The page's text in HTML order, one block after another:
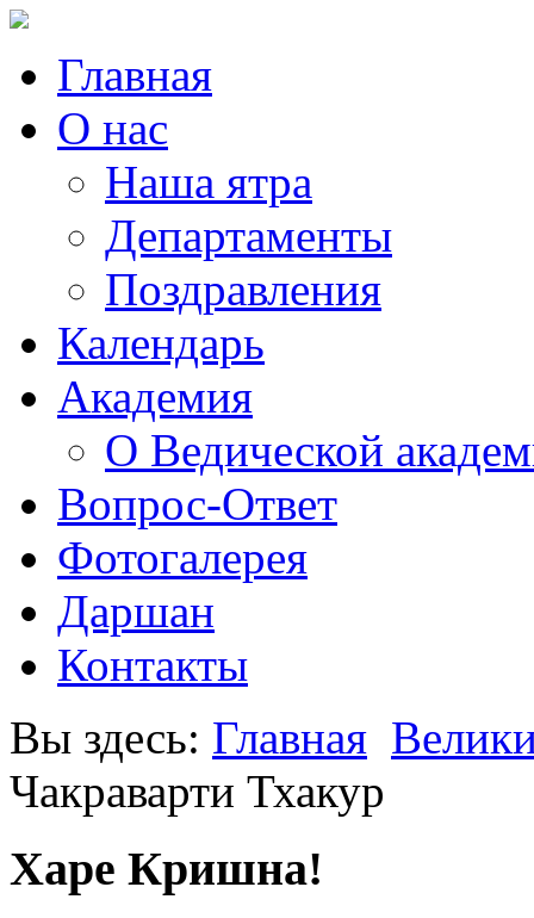
Главная
О нас
Наша ятра
Департаменты
Поздравления
Календарь
Академия
О Ведической
Вопрос-Ответ
Фотогалерея
Даршан
Контакты
Вы здесь: Главная
Чакраварти Тхакур
Харе Кришна!